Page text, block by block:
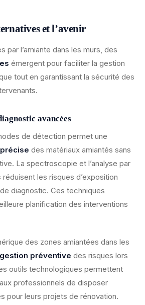
et l’avenir
par l’amiante dans les murs, des
émergent pour faciliter la gestion
tout en garantissant la sécurité des
avancées
de détection permet une
des matériaux amiantés sans
La spectroscopie et l’analyse par
les risques d’exposition
diagnostic. Ces techniques
planification des interventions
des zones amiantées dans les
gestion préventive des risques lors
outils technologiques permettent
professionnels de disposer
pour leurs projets de rénovation.